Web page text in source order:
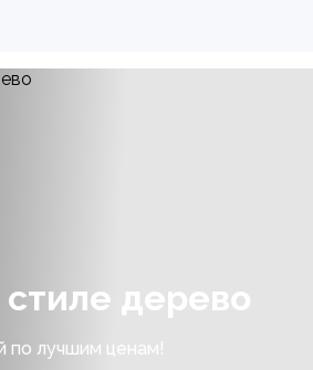
дерево
по лучшим ценам!